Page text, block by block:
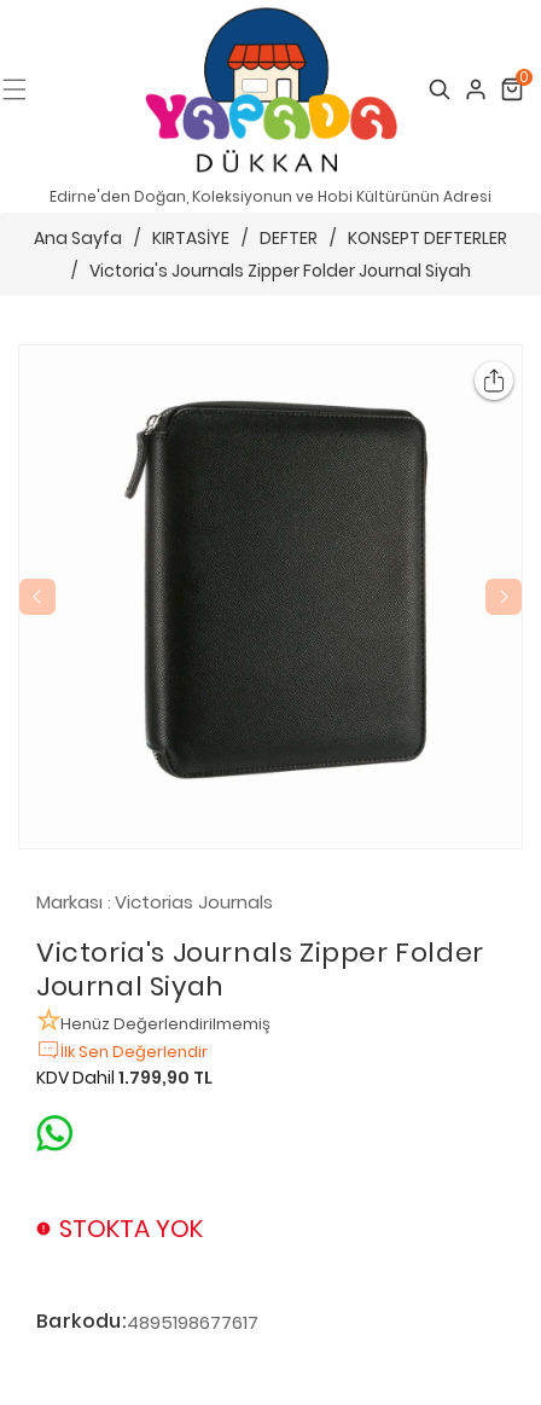
Search Cart
0
Edirne'den Doğan, Koleksiyonun ve Hobi Kültürünün Adresi
Ana Sayfa / KIRTASİYE / DEFTER / KONSEPT DEFTERLER
/ Victoria's Journals Zipper Folder Journal Siyah
Markası : Victorias Journals
Victoria's Journals Zipper Folder
Journal Siyah
Henüz Değerlendirilmemiş
İlk Sen Değerlendir
KDV Dahil 1.799,90 TL
STOKTA YOK
Barkodu:4895198677617